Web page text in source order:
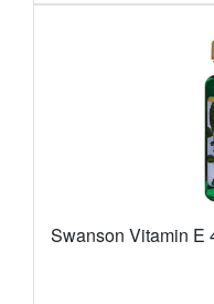
Swanson Vitamin E